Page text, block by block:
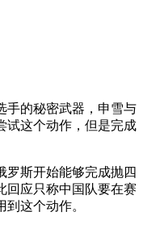
手的秘密武器，申雪与
试这个动作，但是完成
罗斯开始能够完成抛四
回应只称中国队要在赛
这个动作。